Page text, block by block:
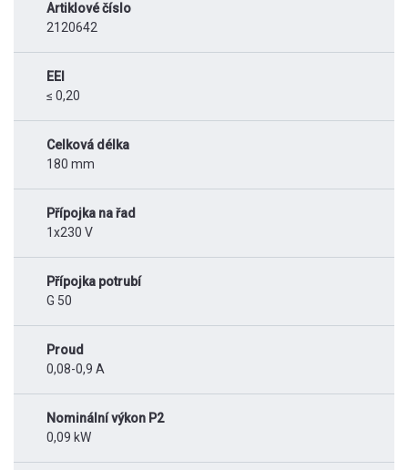
Artiklové číslo
2120642
EEI
≤ 0,20
Celková délka
180 mm
Přípojka na řad
1x230 V
Přípojka potrubí
G 50
Proud
0,08-0,9 A
Nominální výkon P2
0,09 kW